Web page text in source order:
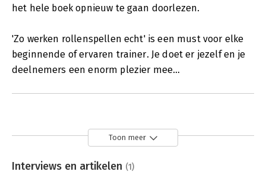
het hele boek opnieuw te gaan doorlezen.
'Zo werken rollenspellen echt' is een must voor elke
beginnende of ervaren trainer. Je doet er jezelf en je
deelnemers een enorm plezier mee…
Toon meer
Interviews en artikelen (1)